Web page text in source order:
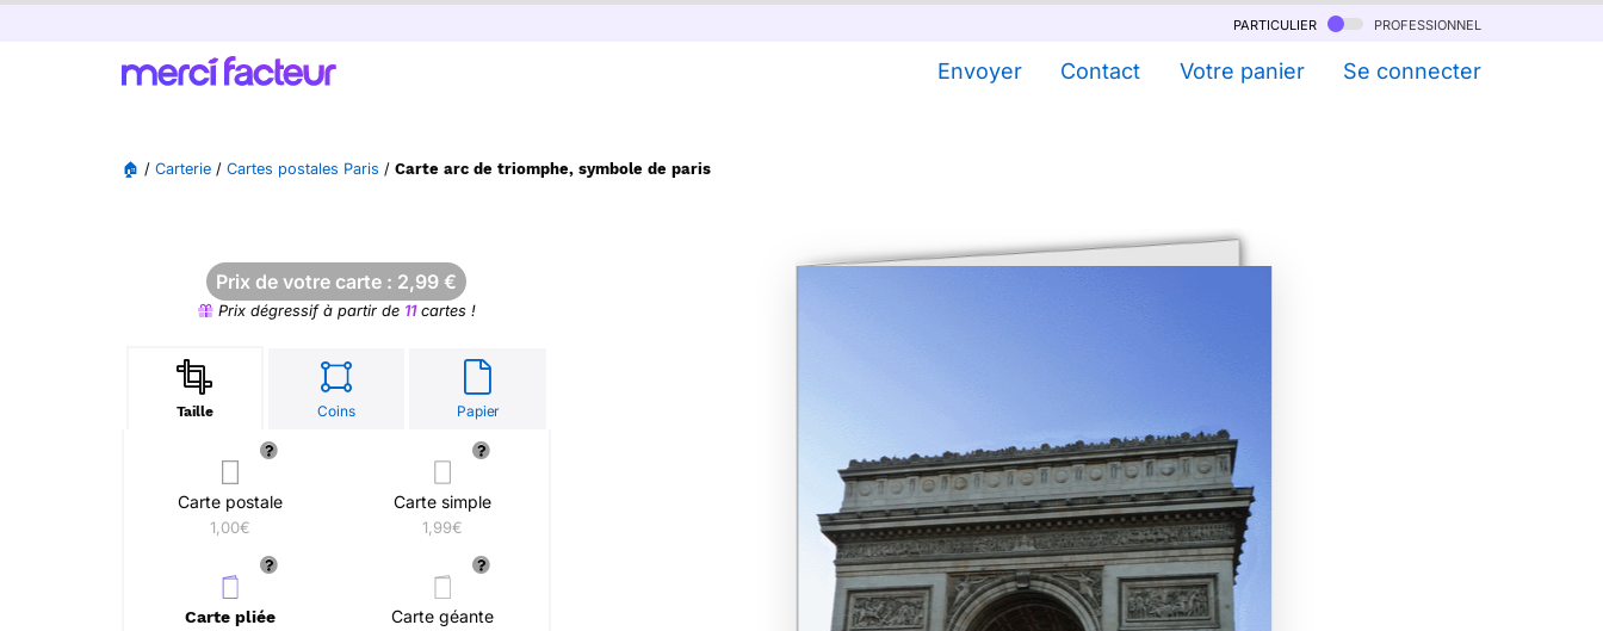
particulier professionnel
Envoyer Contact Votre panier Se connecter
🏠 / Carterie / Cartes postales Paris / Carte arc de triomphe, symbole de paris
Prix de votre carte : 2,99 €
Prix dégressif à partir de 11cartes !
Taille Coins Papier
Carte postale
1,00€
Carte simple
1,99€
Carte pliée Carte géante